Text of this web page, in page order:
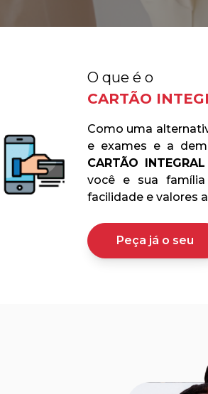
O que é o
CARTÃO
Como uma
e exames e a
CARTÃO
você e sua
facilidade e valores
Peça já o seu